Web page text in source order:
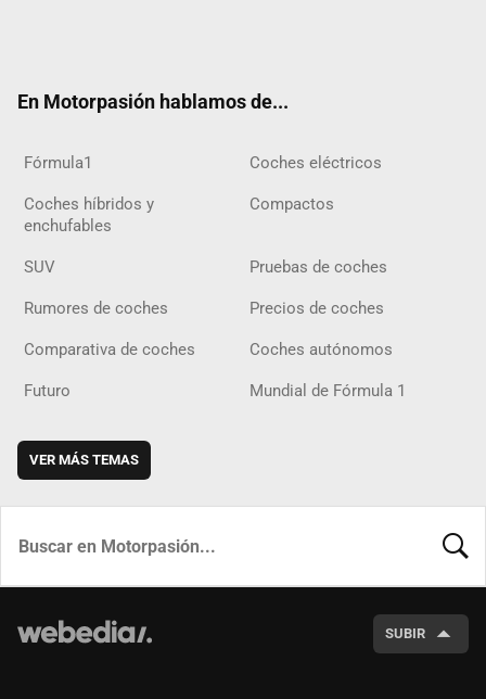
En Motorpasión hablamos de...
Fórmula1 Coches eléctricos
Coches híbridos y
enchufables
Compactos
SUV Pruebas de coches
Rumores de coches Precios de coches
Comparativa de coches Coches autónomos
Futuro Mundial de Fórmula 1
VER MÁS TEMAS
SUBIR